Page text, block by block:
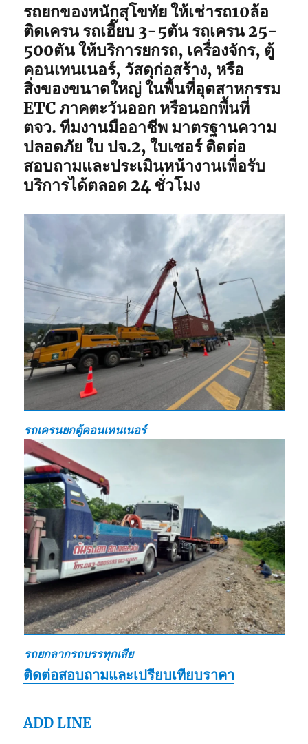
รถยกของหนักสุโขทัย ให้เช่ารถ10ล้อ
ติดเครน รถเฮี๊ยบ 3-5ตัน รถเครน 25-
500ตัน ให้บริการยกรถ, เครื่องจักร, ตู้
คอนเทนเนอร์, วัสดุก่อสร้าง, หรือ
สิ่งของขนาดใหญ่ ในพื้นที่อุตสาหกรรม
ETC ภาคตะวันออก หรือนอกพื้นที่
ตจว. ทีมงานมืออาชีพ มาตรฐานความ
ปลอดภัย ใบ ปจ.2, ใบเซอร์ ติดต่อ
สอบถามและประเมินหน้างานเพื่อรับ
บริการได้ตลอด 24 ชั่วโมง
รถเครนยกตู้คอนเทนเนอร์
รถยกลากรถบรรทุกเสีย
ติดต่อสอบถามและเปรียบเทียบราคา
ADD LINE